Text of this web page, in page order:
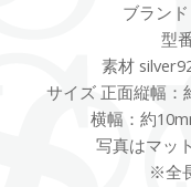
ブラン
型
素材
サイズ 正面縦幅：
横幅：約
写真はマッ
※全